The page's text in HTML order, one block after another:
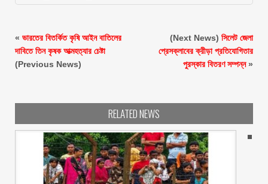
« ভারতের বিতর্কিত কৃষি আইন বাতিলের
দাবিতে তিন কৃষক আত্মহত্যার চেষ্টা
(Previous News)
(Next News) সিলেট জেলা
প্রেসক্লাবের ক্রীড়া প্রতিযোগিতার
পুরস্কার বিতরণ সম্পন্ন»
RELATED NEWS